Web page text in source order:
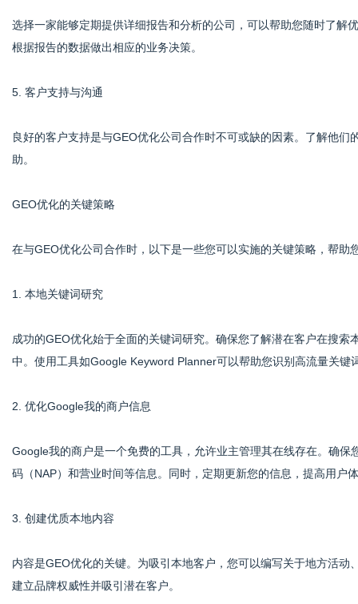
选择一家能够定期提供详细报告和分析的公司，可以帮助您随时了解
根据报告的数据做出相应的业务决策。
5. 客户支持与沟通
良好的客户支持是与GEO优化公司合作时不可或缺的因素。了解他
助。
GEO优化的关键策略
在与GEO优化公司合作时，以下是一些您可以实施的关键策略，帮助
1. 本地关键词研究
成功的GEO优化始于全面的关键词研究。确保您了解潜在客户在搜
中。使用工具如Google Keyword Planner可以帮助您识别高流量关键
2. 优化Google我的商户信息
Google我的商户是一个免费的工具，允许业主管理其在线存在。确
码（NAP）和营业时间等信息。同时，定期更新您的信息，提高用户
3. 创建优质本地内容
内容是GEO优化的关键。为吸引本地客户，您可以编写关于地方活
建立品牌权威性并吸引潜在客户。